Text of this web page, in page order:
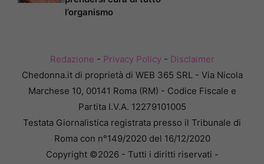
l’organismo
Redazione - Privacy Policy- Disclaimer
Chedonna.it di proprietà di WEB 365 SRL - Via Nicola
Marchese 10, 00141 Roma (RM) - Codice Fiscale e
Partita I.V.A. 12279101005
Testata Giornalistica registrata presso il Tribunale di
Roma con n°149/2020 del 16/12/2020
Copyright ©2026 - Tutti i diritti riservati -